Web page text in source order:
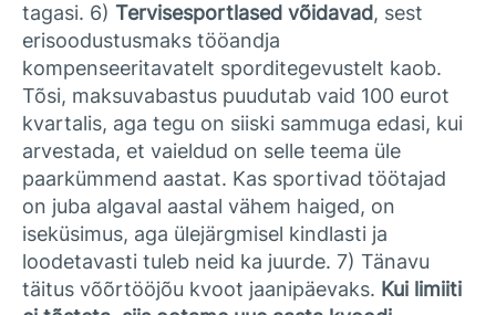
tagasi. 6) Tervisesportlased võidavad, sest
erisoodustusmaks tööandja
kompenseeritavatelt sporditegevustelt kaob.
Tõsi, maksuvabastus puudutab vaid 100 eurot
kvartalis, aga tegu on siiski sammuga edasi, kui
arvestada, et vaieldud on selle teema üle
paarkümmend aastat. Kas sportivad töötajad
on juba algaval aastal vähem haiged, on
iseküsimus, aga ülejärgmisel kindlasti ja
loodetavasti tuleb neid ka juurde. 7) Tänavu
täitus võõrtööjõu kvoot jaanipäevaks. Kui limiiti